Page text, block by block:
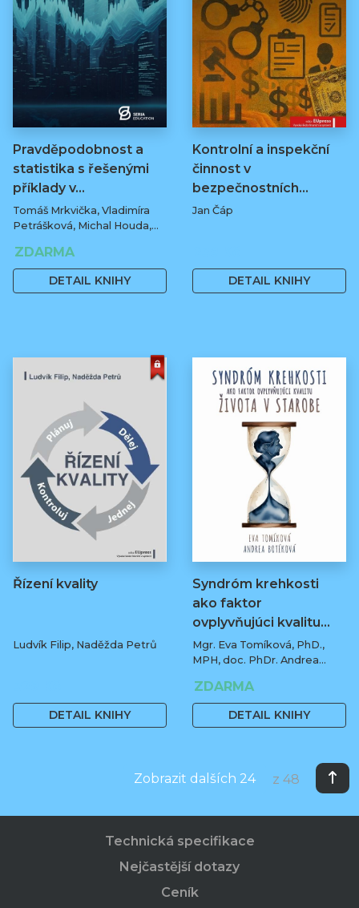
Pravděpodobnost a
statistika s řešenými
příklady v…
Tomáš Mrkvička, Vladimíra
Petrášková, Michal Houda,
ZDARMA
DETAIL KNIHY
Kontrolní a inspekční
činnost v
bezpečnostních…
Jan Čáp
DETAIL KNIHY
Řízení kvality
Ludvík Filip, Naděžda Petrů
DETAIL KNIHY
Syndróm krehkosti
ako faktor
ovplyvňujúci kvalitu…
Mgr. Eva Tomíková, PhD.,
MPH, doc. PhDr. Andrea
prof.
ZDARMA
DETAIL KNIHY
Zobrazit dalších 24 z 48
Technická specifikace
Nejčastější dotazy
Ceník